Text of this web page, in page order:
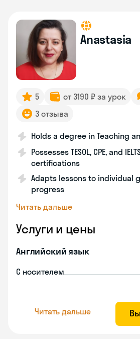
Anastasia
5 от 3190 ₽ за урок
3 отзыва
Holds a degree in Teaching
Possesses TESOL, CPE, and
certifications
Adapts lessons to individual
progress
Читать дальше
Услуги и цены
Английский язык
С носителем
Читать дальше